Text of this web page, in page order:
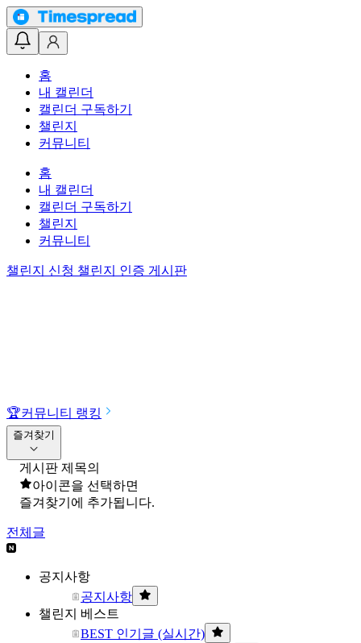
홈
내 캘린더
캘린더 구독하기
챌린지
커뮤니티
홈
내 캘린더
캘린더 구독하기
챌린지
커뮤니티
챌린지 신청 챌린지 인증 게시판
🏆커뮤니티 랭킹
즐겨찾기
게시판 제목의
아이콘을 선택하면
즐겨찾기에 추가됩니다.
전체글
공지사항
공지사항
챌린지 베스트
BEST 인기글 (실시간)